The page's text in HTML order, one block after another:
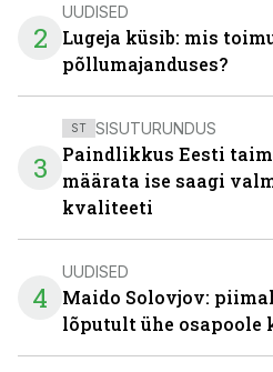
2
UUDISED
Lugeja küsib: mis
põllumajanduses?
3
ST SISUTURUNDUS
Paindlikkus Eesti
määrata ise saagi
kvaliteeti
4
UUDISED
Maido Solovjov:
lõputult ühe osapoole